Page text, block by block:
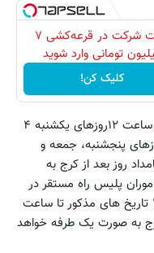
جهت شرکت در قرعه‌کشی ۷
تومانی وارد شوید
کلیک کن!
وی اضافه کرد: تردد انواع وسایل نقلیه از ساعت ۱۲روزهای یکشنبه ۴
ماه و روزهای پنجشنبه، جمعه و
۱۵- ۱۶-۱۷فروردین ماه تا ساعت ۲ بامداد روز بعد از کرج به
پلیس راه مستقر در
محل تردد انواع وسایل نقلیه از ساعت ۱۵ تاریخ های مذکور تا ساعت
به صورت یک طرفه خواهد